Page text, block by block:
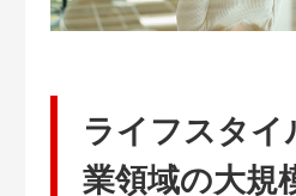
ライフスタイ
業領域の大規